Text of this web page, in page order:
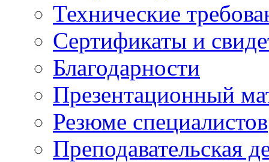
Технические
Сертификаты и
Благодарности
Презентационный
Резюме специалистов
Преподавательская